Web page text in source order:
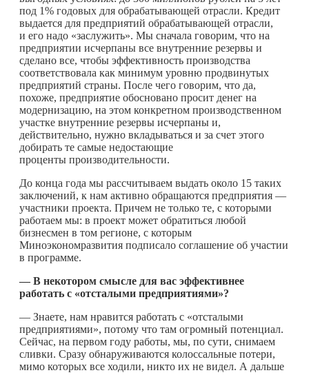
под 1% годовых для обрабатывающей отрасли. Кредит
выдается для предприятий обрабатывающей отрасли,
и его надо «заслужить». Мы сначала говорим, что на
предприятии исчерпаны все внутренние резервы и
сделано все, чтобы эффективность производства
соответствовала как минимум уровню продвинутых
предприятий страны. После чего говорим, что да,
похоже, предприятие обосновано просит денег на
модернизацию, на этом конкретном производственном
участке внутренние резервы исчерпаны и,
действительно, нужно вкладываться и за счет этого
добирать те самые недостающие
проценты производительности.
До конца года мы рассчитываем выдать около 15 таких
заключений, к нам активно обращаются предприятия —
участники проекта. Причем не только те, с которыми
работаем мы: в проект может обратиться любой
бизнесмен в том регионе, с которым
Миноэкономразвития подписало соглашение об участии
в программе.
— В некотором смысле для вас эффективнее
работать с «отсталыми предприятиями»?
— Знаете, нам нравится работать с «отсталыми
предприятиями», потому что там огромный потенциал.
Сейчас, на первом году работы, мы, по сути, снимаем
сливки. Сразу обнаруживаются колоссальные потери,
мимо которых все ходили, никто их не видел. А дальше